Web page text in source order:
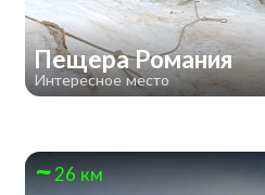
Пещера Романия
Интересное место
26 км